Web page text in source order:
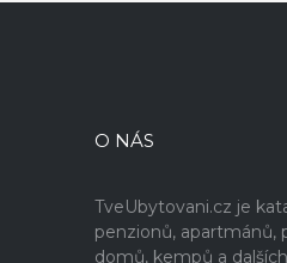
O NÁS
TveUbytovani.cz je
penzionů, apartmánů,
domů, kempů a